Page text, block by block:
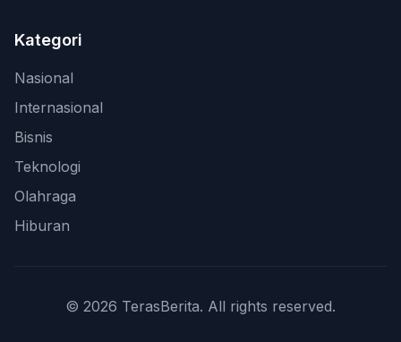
Kategori
Nasional
Internasional
Bisnis
Teknologi
Olahraga
Hiburan
© 2026 TerasBerita. All rights reserved.